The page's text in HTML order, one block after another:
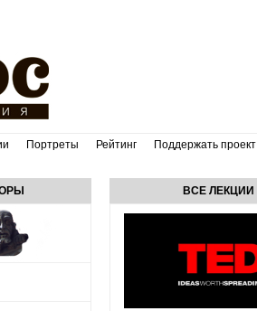
Портреты Рейтинг Поддержать проект
ВСЕ ЛЕКЦИИ